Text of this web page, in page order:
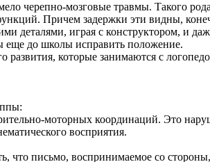
черепно-мозговые травмы. Такого
Причем задержки эти видны,
деталями, играя с конструктором, и
еще до школы исправить положение.
развития, которые занимаются с
моторных координаций. Это
восприятия.
что письмо, воспринимаемое со